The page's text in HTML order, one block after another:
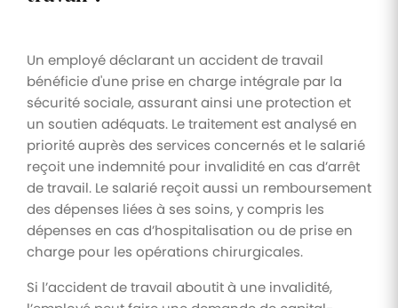
Un employé déclarant un accident de travail
bénéficie d'une prise en charge intégrale par la
sécurité sociale, assurant ainsi une protection et
un soutien adéquats. Le traitement est analysé en
priorité auprès des services concernés et le salarié
reçoit une indemnité pour invalidité en cas d’arrêt
de travail. Le salarié reçoit aussi un remboursement
des dépenses liées à ses soins, y compris les
dépenses en cas d’hospitalisation ou de prise en
charge pour les opérations chirurgicales.
Si l’accident de travail aboutit à une invalidité,